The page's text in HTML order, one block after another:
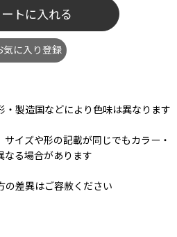
ートに入れる
気に入り登録
・製造国などにより色味は異なります
イズや形の記載が同じでもカラー・
なる場合があります
の差異はご容赦ください